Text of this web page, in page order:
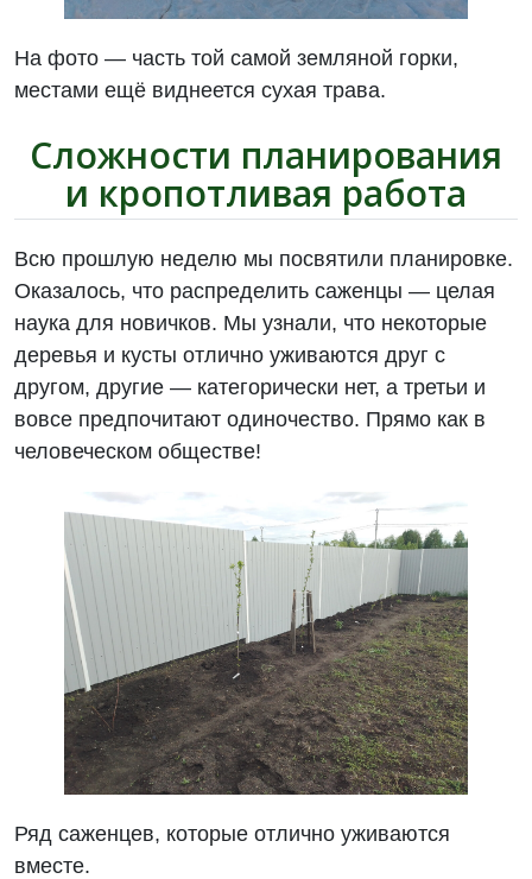
На фото — часть той самой земляной горки,
местами ещё виднеется сухая трава.
Сложности планирования
и кропотливая работа
Всю прошлую неделю мы посвятили планировке.
Оказалось, что распределить саженцы — целая
наука для новичков. Мы узнали, что некоторые
деревья и кусты отлично уживаются друг с
другом, другие — категорически нет, а третьи и
вовсе предпочитают одиночество. Прямо как в
человеческом обществе!
Ряд саженцев, которые отлично уживаются
вместе.